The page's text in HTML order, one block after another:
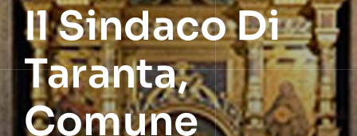
Il Sindaco Di
Taranta,
Comune